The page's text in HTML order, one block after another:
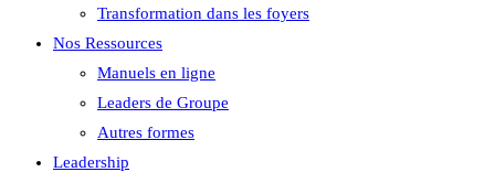
Transformation dans les foyers
Nos Ressources
Manuels en ligne
Leaders de Groupe
Autres formes
Leadership